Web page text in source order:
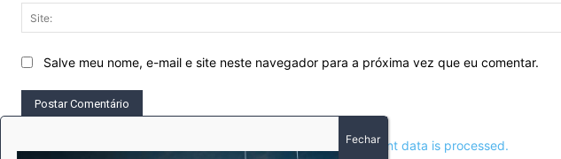
Salve meu nome, e-mail e site neste navegador para a próxima vez que eu comentar.
Learn how your comment data is processed.